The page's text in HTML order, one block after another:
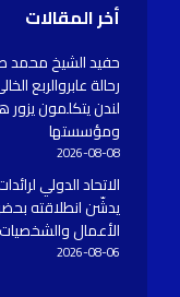
أخر المقالات
حفيد الشيخ محمد
رحالة عابروالربع
لندن يتكلمون يزور
ومؤسستها
2026-08-08
الاتحاد الدولي
يدشّن انطلاقته
الأعمال
2026-08-06